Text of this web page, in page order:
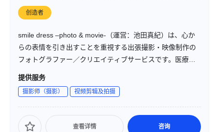
创造者
smile dress ‒photo & movie-（運営：池田真紀）は、心か
らの表情を引き出すことを重視する出張撮影・映像制作の
フォトグラファー／クリエイティブサービスです。医療従
事者としての対話経験を活かし、被写体とのコミュニケー
真、記念撮影、プロフィール撮影などを手掛けています。
提供服务
摄影师（摄影） 视频剪辑及拍摄
查看详情 咨询